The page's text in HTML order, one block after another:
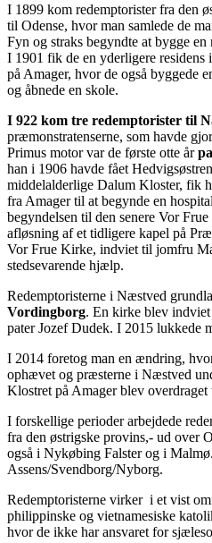
I 1899 kom redemptorister fra den
til Odense, hvor man samlede de
Fyn og straks begyndte at bygge
I 1901 fik de en yderligere residens
på Amager, hvor de også byggede
og åbnede en skole.
I 922 kom tre redemptorister til
præmonstratenserne, som havde
Primus motor var de første otte år
han i 1906 havde fået
middelalderlige Dalum Kloster, fik
fra Amager til at begynde en
begyndelsen til den senere Vor
afløsning af et tidligere kapel på
Vor Frue Kirke, indviet til jomfru
stedsevarende hjælp.
Redemptoristerne i Næstved
Vordingborg. En kirke blev
pater Jozef Dudek. I 2015 lukkede
I 2014 foretog man en ændring,
ophævet og præsterne i Næstved
Klostret på Amager blev
I forskellige perioder arbejdede
fra den østrigske provins,- ud over
også i Nykøbing Falster og i
Assens/Svendborg/Nyborg.
Redemptoristerne virker i et vist
philippinske og vietnamesiske
hvor de ikke har ansvaret for